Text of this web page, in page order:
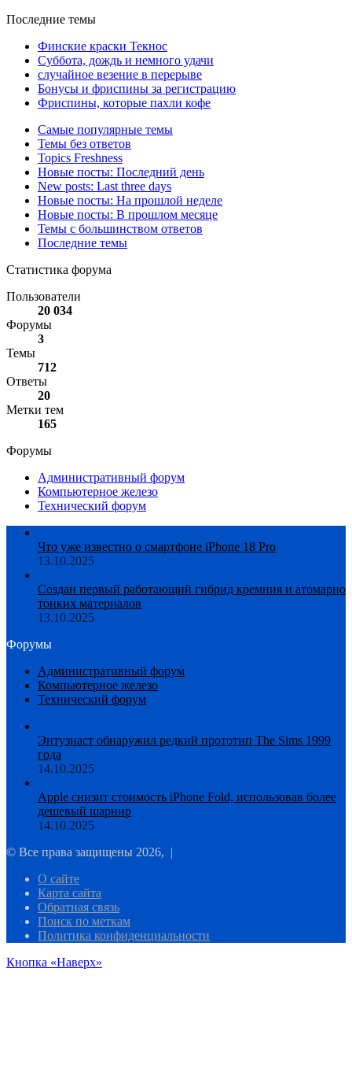
Последние темы
Финские краски Текнос
Суббота, дождь и немного удачи
случайное везение в перерыве
Бонусы и фриспины за регистрацию
Фриспины, которые пахли кофе
Самые популярные темы
Темы без ответов
Topics Freshness
Новые посты: Последний день
New posts: Last three days
Новые посты: На прошлой неделе
Новые посты: В прошлом месяце
Темы с большинством ответов
Последние темы
Статистика форума
Пользователи
20 034
Форумы
3
Темы
712
Ответы
20
Метки тем
165
Форумы
Административный форум
Компьютерное железо
Технический форум
Что уже известно о смартфоне iPhone 18 Pro
13.10.2025
Создан первый работающий гибрид кремния и атомарно
тонких материалов
13.10.2025
Форумы
Административный форум
Компьютерное железо
Технический форум
Энтузиаст обнаружил редкий прототип The Sims 1999
года
14.10.2025
Apple снизит стоимость iPhone Fold, использовав более
дешевый шарнир
14.10.2025
© Все права защищены 2026, |
О сайте
Карта сайта
Обратная связь
Поиск по меткам
Политика конфиденциальности
Кнопка «Наверх»